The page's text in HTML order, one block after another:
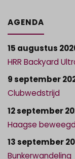
AGENDA
15 augustus
HRR Backyard
9 september
Clubwedstrijd
12 september
Haagse
13 september
Bunkerwandeling